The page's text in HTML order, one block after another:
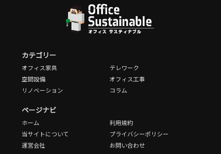
カテゴリー
オフィス家具
テレワーク
空間設備
オフィス工事
リノベーション
コラム
ページナビ
ホーム
利用規約
当サイトについて
プライバシーポリシー
運営会社
お問い合わせ